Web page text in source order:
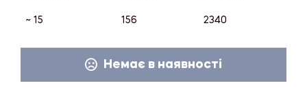
~ 15 156 2340
Немає в наявності